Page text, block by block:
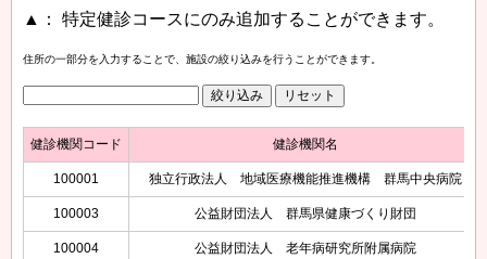
▲： 特定健診コースにのみ追加することができます。
住所の一部分を入力することで、施設の絞り込みを行うことができます。
健診機関コード 健診機関名
100001 独立行政法人 地域医療機能推進機構 群馬中央病院
100003 公益財団法人 群馬県健康づくり財団
100004 公益財団法人 老年病研究所附属病院